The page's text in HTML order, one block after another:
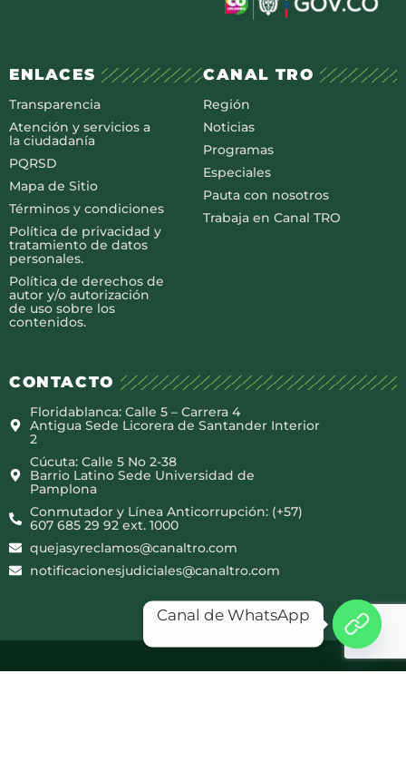
ENLACES
Transparencia
Atención y servicios a
la ciudadanía
PQRSD
Mapa de Sitio
Términos y condiciones
Política de privacidad y
tratamiento de datos
personales.
Política de derechos de
autor y/o autorización
de uso sobre los
contenidos.
CANAL TRO
Región
Noticias
Programas
Especiales
Pauta con nosotros
Trabaja en Canal TRO
CONTACTO
Floridablanca: Calle 5 – Carrera 4
Antigua Sede Licorera de Santander Interior
2
Cúcuta: Calle 5 No 2-38
Barrio Latino Sede Universidad de
Pamplona
Conmutador y Línea Anticorrupción: (+57)
607 685 29 92 ext. 1000
quejasyreclamos@canaltro.com
notificacionesjudiciales@canaltro.com
Canal de WhatsApp